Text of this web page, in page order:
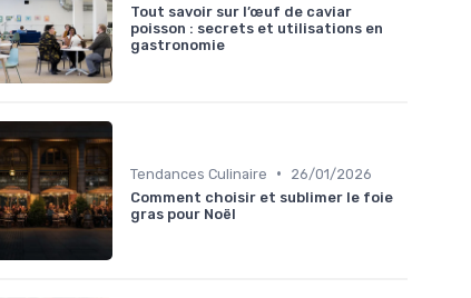
Tout savoir sur l’œuf de caviar
poisson : secrets et utilisations en
gastronomie
Tendances Culinaire •
26/01/2026
Comment choisir et sublimer le foie
gras pour Noël